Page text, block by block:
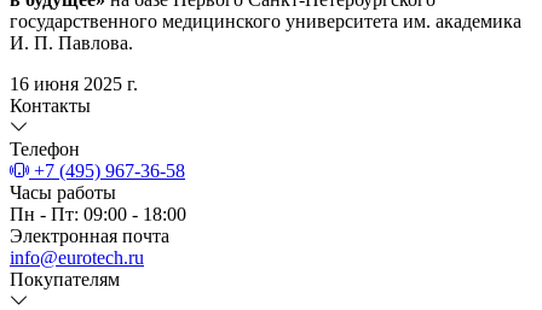
государственного медицинского университета им. академика
И. П. Павлова.
16 июня 2025 г.
Контакты
Телефон
+7 (495) 967-36-58
Часы работы
Пн - Пт: 09:00 - 18:00
Электронная почта
info@eurotech.ru
Покупателям